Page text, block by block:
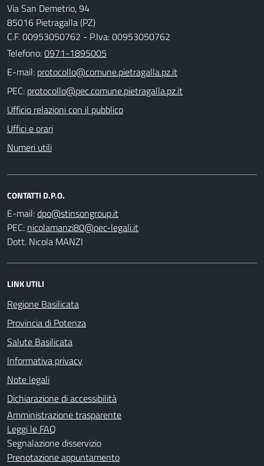
Via San Demetrio, 94
85016 Pietragalla (PZ)
C.F. 00953050762 - P.Iva: 00953050762
Telefono:0971-1895005
E-mail:
PEC:
Ufficio relazioni con il pubblico
Uffici e orari
Numeri utili
CONTATTI D.P.O.
E-mail:
PEC:
Dott. Nicola MANZI
LINK UTILI
Regione Basilicata
Provincia di Potenza
Salute Basilicata
Informativa privacy
Note legali
Dichiarazione di accessibilità
Amministrazione trasparente
Leggi le FAQ
Segnalazione disservizio
Prenotazione appuntamento